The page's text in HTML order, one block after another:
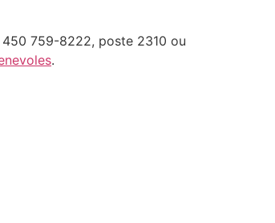
759-8222, poste 2310 ou
.